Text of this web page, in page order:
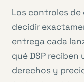
Los controles de
decidir
entrega cada
qué DSP
derechos y